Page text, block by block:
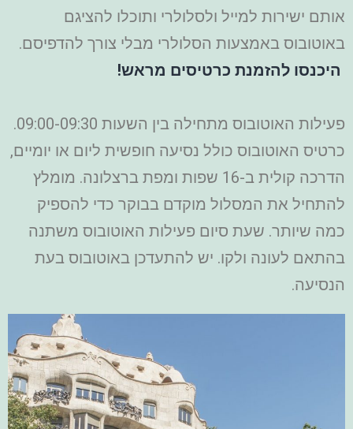
אותם ישירות למייל ולסלולרי ותוכלו להציגם
באוטובוס באמצעות הסלולרי מבלי צורך להדפיסם.
היכנסו להזמנת כרטיסים מראש!
פעילות האוטובוס מתחילה בין השעות 09:00-09:30.
כרטיס האוטובוס כולל נסיעה חופשית ליום או יומיים,
הדרכה קולית ב-16 שפות ומפת ברצלונה. מומלץ
להתחיל את המסלול מוקדם בבוקר כדי להספיק
כמה שיותר. שעת סיום פעילות האוטובוס משתנה
בהתאם לעונה ולקו. יש להתעדכן באוטובוס בעת
הנסיעה.